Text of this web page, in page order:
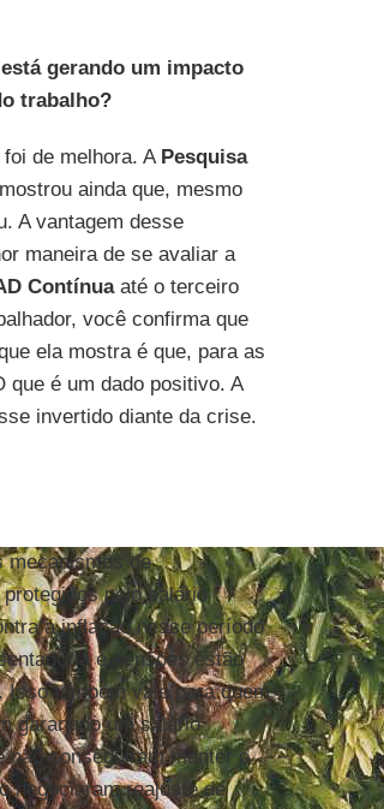
gerando um impacto
trabalho?
de melhora. A Pesquisa
ainda que, mesmo
A vantagem desse
maneira de se avaliar a
Contínuaaté o terceiro
você confirma que
ela mostra é que, para as
que é um dado positivo. A
invertido diante da crise.
mecanismos de
pelo salário
a inflação nesse período
e pensões estão
Isso também vale para quem
garantido um salário
não conseguiram manter o
negociaram reajuste de